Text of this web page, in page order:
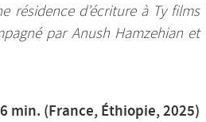
résidence d’écriture à Ty films
par Anush Hamzehian et
min. (France, Éthiopie, 2025)